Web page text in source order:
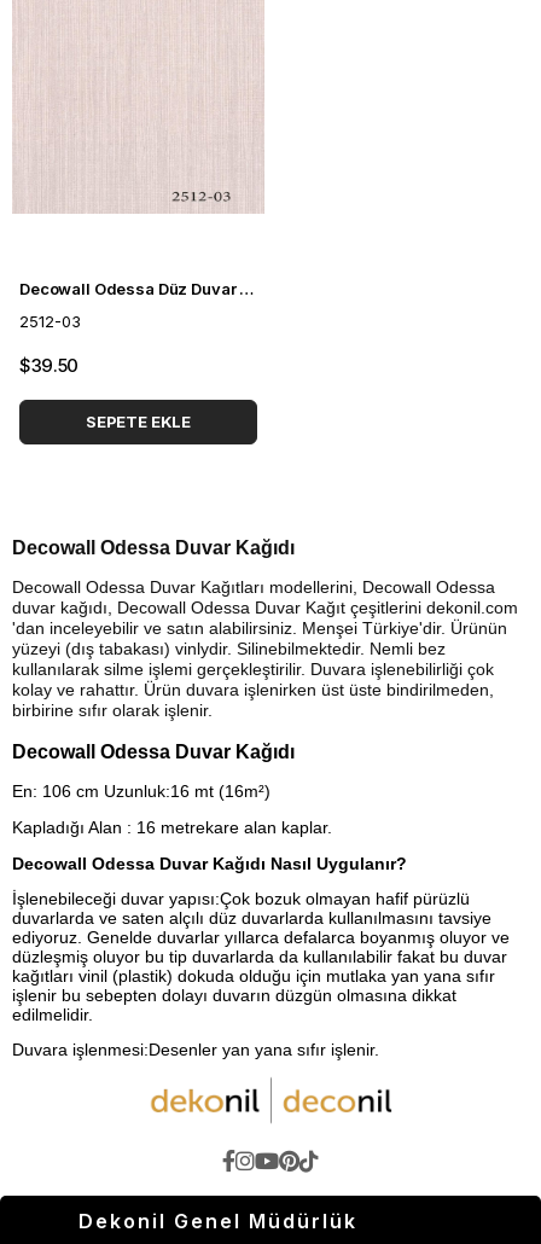
Decowall Odessa Düz Duvar Kağıdı 2512-03
2512-03
$39.50
SEPETE EKLE
Decowall Odessa Duvar Kağıdı
Decowall Odessa Duvar Kağıtları modellerini, Decowall Odessa
duvar kağıdı, Decowall Odessa Duvar Kağıt çeşitlerini dekonil.com
'dan inceleyebilir ve satın alabilirsiniz. Menşei Türkiye'dir. Ürünün
yüzeyi (dış tabakası) vinlydir. Silinebilmektedir. Nemli bez
kullanılarak silme işlemi gerçekleştirilir. Duvara işlenebilirliği çok
kolay ve rahattır. Ürün duvara işlenirken üst üste bindirilmeden,
birbirine sıfır olarak işlenir.
Decowall Odessa Duvar Kağıdı
En: 106 cm Uzunluk:16 mt (16m²)
Kapladığı Alan : 16 metrekare alan kaplar.
Decowall Odessa Duvar Kağıdı Nasıl Uygulanır?
İşlenebileceği duvar yapısı:Çok bozuk olmayan hafif pürüzlü
duvarlarda ve saten alçılı düz duvarlarda kullanılmasını tavsiye
ediyoruz. Genelde duvarlar yıllarca defalarca boyanmış oluyor ve
düzleşmiş oluyor bu tip duvarlarda da kullanılabilir fakat bu duvar
kağıtları vinil (plastik) dokuda olduğu için mutlaka yan yana sıfır
işlenir bu sebepten dolayı duvarın düzgün olmasına dikkat
edilmelidir.
Duvara işlenmesi:Desenler yan yana sıfır işlenir.
Dekonil Genel Müdürlük